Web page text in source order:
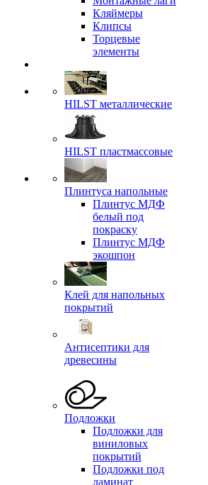
Кляймеры
Клипсы
Торцевые
элементы
HILST металлические
HILST пластмассовые
Плинтуса напольные
Плинтус МДФ
белый под
покраску
Плинтус МДФ
экошпон
Клей для напольных
покрытий
Антисептики для
древесины
Подложки
Подложки для
виниловых
покрытий
Подложки под
ламинат